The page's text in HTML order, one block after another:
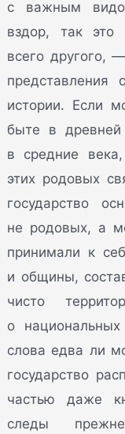
с важным
вздор, так
всего другого,
истории. Если
быте в
в средние
этих родовых
государство
не родовых, а
принимали к
и общины,
чисто
о
слова едва ли
государство
частью даже
следы